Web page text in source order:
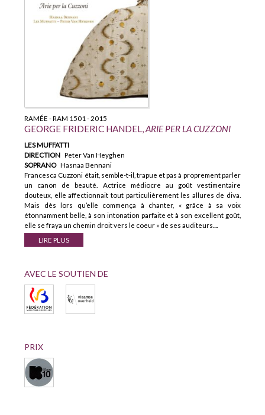
RAMÉE - RAM 1501 - 2015
GEORGE FRIDERIC HANDEL,ARIE PER LA CUZZONI
LES MUFFATTI
DIRECTION Peter Van Heyghen
SOPRANO Hasnaa Bennani
Francesca Cuzzoni était, semble-t-il, trapue et pas à proprement parler
un canon de beauté. Actrice médiocre au goût vestimentaire
douteux, elle affectionnait tout particulièrement les allures de diva.
Mais dès lors qu’elle commença à chanter, « grâce à sa voix
étonnamment belle, à son intonation parfaite et à son excellent goût,
elle se fraya un chemin droit vers le coeur » de ses auditeurs....
LIRE PLUS
AVEC LE SOUTIEN DE
PRIX